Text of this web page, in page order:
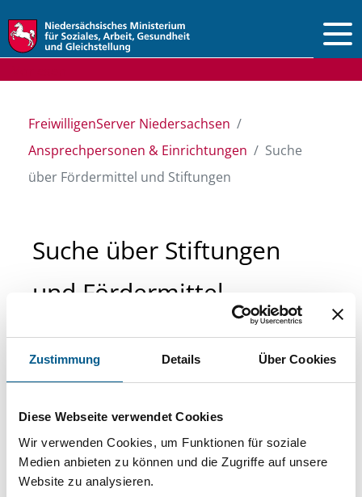
Zustimmung Details Über Cookies
Diese Webseite verwendet Cookies
Wir verwenden Cookies, um Funktionen für soziale
Medien anbieten zu können und die Zugriffe auf unsere
Website zu analysieren.
FreiwilligenServer Niedersachsen
Ansprechpersonen & Einrichtungen
Suche
über Fördermittel und Stiftungen
Suche über Stiftungen
und Fördermittel
Sie suchen finanzielle Unterstützung für ein
Projekt oder ein Vorhaben? Hier können Sie
Stiftungsdatenbank recherchieren. Bei der
Suche bitte die Groß- und Kleinschreibung
beachten.